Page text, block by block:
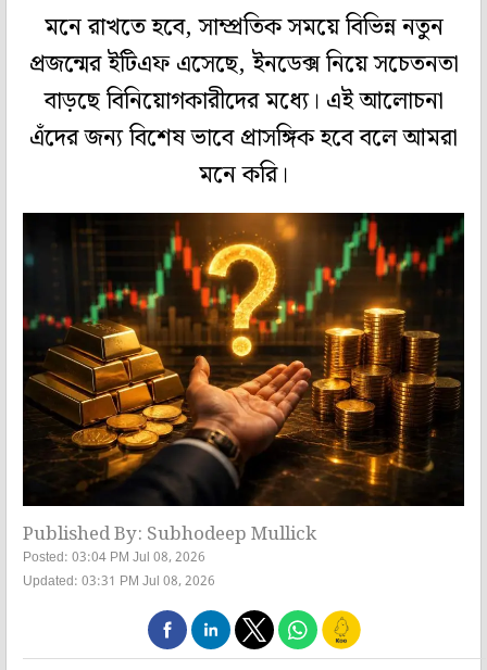
মনে রাখতে হবে, সাম্প্রতিক সময়ে বিভিন্ন নতুন
প্রজন্মের ইটিএফ এসেছে, ইনডেক্স নিয়ে সচেতনতা
বাড়ছে বিনিয়োগকারীদের মধ্যে। এই আলোচনা
এঁদের জন্য বিশেষ ভাবে প্রাসঙ্গিক হবে বলে আমরা
মনে করি।
Published By: Subhodeep Mullick
Posted: 03:04 PM Jul 08, 2026
Updated: 03:31 PM Jul 08, 2026